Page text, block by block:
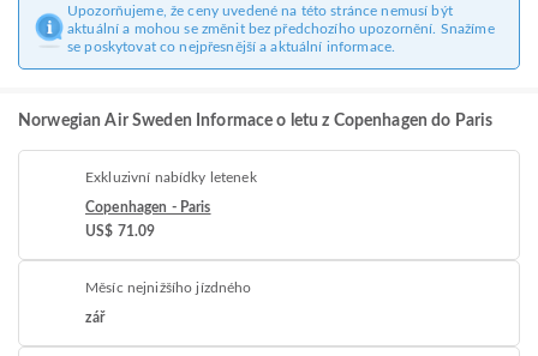
Upozorňujeme, že ceny uvedené na této stránce nemusí být
aktuální a mohou se změnit bez předchozího upozornění. Snažíme
se poskytovat co nejpřesnější a aktuální informace.
Norwegian Air Sweden Informace o letu z Copenhagen do Paris
Exkluzivní nabídky letenek
Copenhagen - Paris
US$ 71.09
Měsíc nejnižšího jízdného
zář